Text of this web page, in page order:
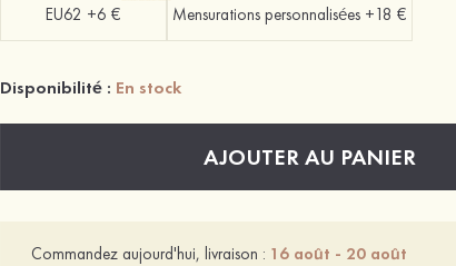
EU62 +6 € Mensurations personnalisées +18 €
Disponibilité : En stock
AJOUTER AU PANIER
Commandez aujourd'hui, livraison : 16 août - 20 août